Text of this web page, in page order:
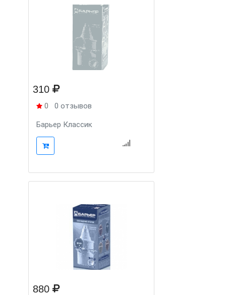
310
0 0 отзывов
Барьер Классик
880